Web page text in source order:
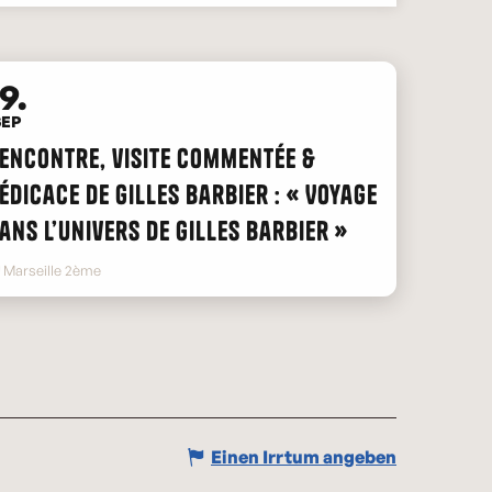
visite commentée &
de Gilles Barbier : « Voyage
l’univers de Gilles Barbier »
Marseille 2ème
Einen Irrtum angeben